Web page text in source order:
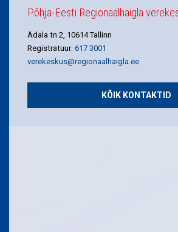
Põhja-Eesti Regionaalhaigla
Ädala tn 2, 10614 Tallinn
Registratuur: 617 3001
verekeskus@regionaalhaigla.ee
KÕIK KONTAKTID